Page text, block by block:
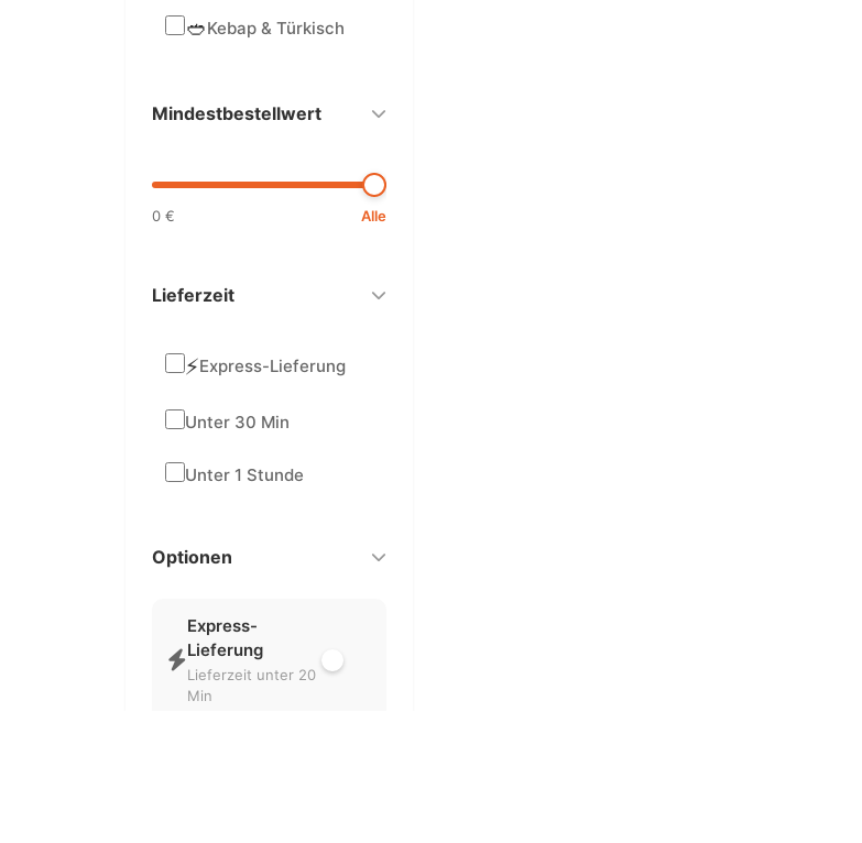
🥙Kebap & Türkisch
Mindestbestellwert
0 € Alle
Lieferzeit
⚡Express-Lieferung
Unter 30 Min
Unter 1 Stunde
Optionen
Express-
Lieferung
Lieferzeit unter 20
Min